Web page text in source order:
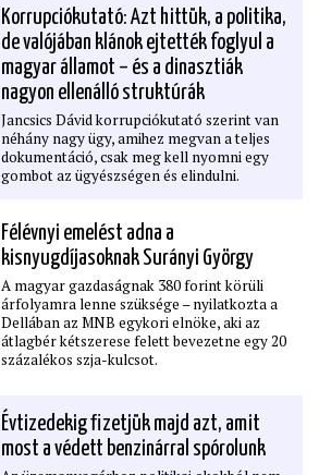
miniszterelnök?
• Melyik ﬁdeszes propagandatermék lesz a
következő a sorban, miután a Metropol
nyomtatását már felfüggesztették?
• Miért volt sikeres Magyar Péter első
külföldi miniszterelnöki útja
Lengyelországban és Ausztriában?
Korrupciókutató: Azt hittük, a politika,
de valójában klánok ejtették foglyul a
magyar államot – és a dinasztiák
nagyon ellenálló struktúrák
Jancsics Dávid korrupciókutató szerint van
néhány nagy ügy, amihez megvan a teljes
dokumentáció, csak meg kell nyomni egy
gombot az ügyészségen és elindulni.
Félévnyi emelést adna a
kisnyugdíjasoknak Surányi György
A magyar gazdaságnak 380 forint körüli
árfolyamra lenne szüksége – nyilatkozta a
Dellában az MNB egykori elnöke, aki az
átlagbér kétszerese felett bevezetne egy 20
százalékos szja-kulcsot.
Évtizedekig ﬁzetjük majd azt, amit
most a védett benzinárral spórolunk